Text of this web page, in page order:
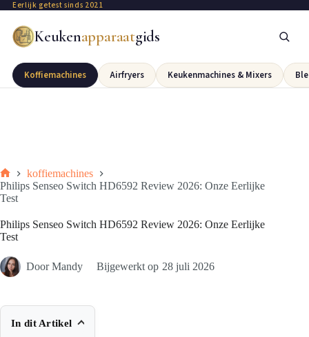
Eerlijk getest sinds 2021
Keukenapparaatgids
Koffiemachines Airfryers Keukenmachines & Mixers
koffiemachines
Philips Senseo Switch HD6592 Review 2026: Onze Eerlijke
Test
Philips Senseo Switch HD6592 Review 2026: Onze Eerlijke
Test
Door Mandy Bijgewerkt op 28 juli 2026
In dit Artikel